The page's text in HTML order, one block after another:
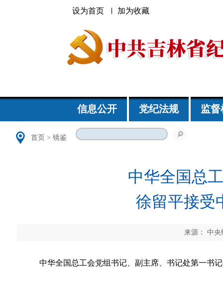
设为首页 加为收藏
信息公开 党纪法规 监
首页 > 镜鉴
中华全国总
徐留平接受
来源： 中央
中华全国总工会党组书记、副主席、书记处第一书记